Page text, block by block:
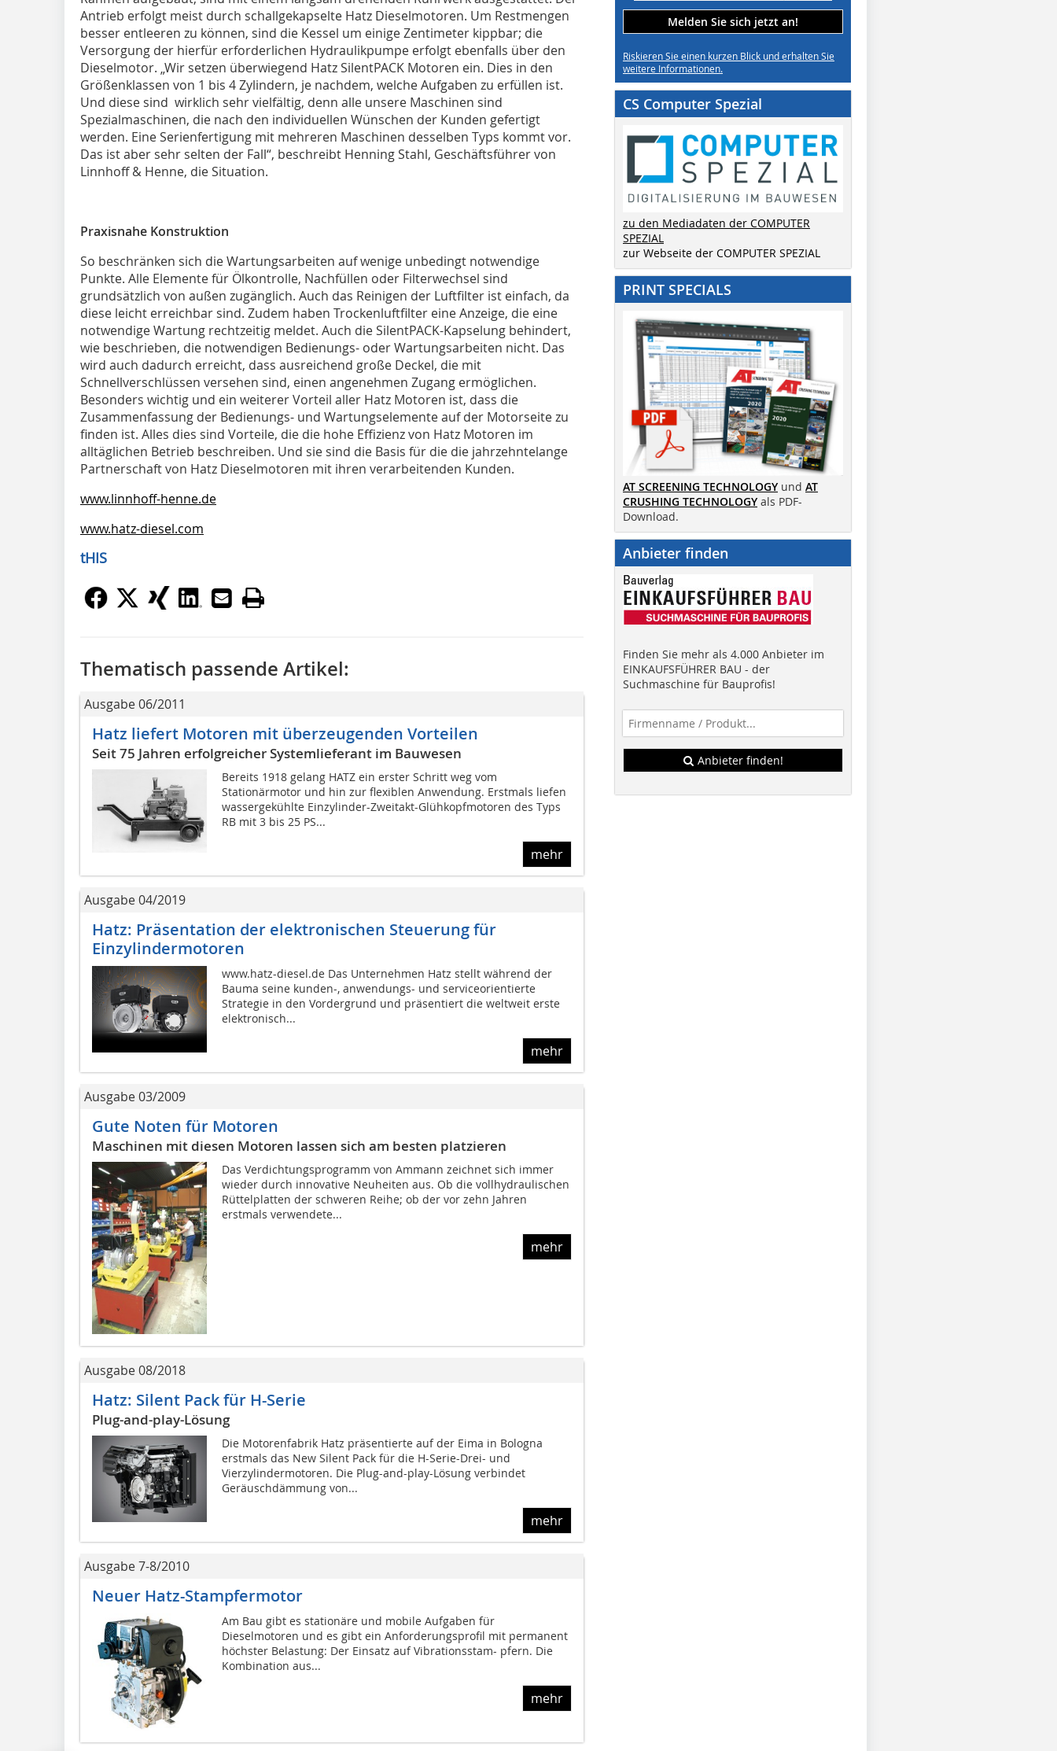
Antrieb erfolgt meist durch schallgekapselte Hatz Dieselmotoren. Um Restmengen
besser entleeren zu können, sind die Kessel um einige Zentimeter kippbar; die
Versorgung der hierfür erforderlichen Hydraulikpumpe erfolgt ebenfalls über den
Dieselmotor. „Wir setzen überwiegend Hatz SilentPACK Motoren ein. Dies in den
Größenklassen von 1 bis 4 Zylindern, je nachdem, welche Aufgaben zu erfüllen ist.
Und diese sind wirklich sehr vielfältig, denn alle unsere Maschinen sind
Spezialmaschinen, die nach den individuellen Wünschen der Kunden gefertigt
werden. Eine Serienfertigung mit mehreren Maschinen desselben Typs kommt vor.
Das ist aber sehr selten der Fall“, beschreibt Henning Stahl, Geschäftsführer von
Linnhoff & Henne, die Situation.
Praxisnahe Konstruktion
So beschränken sich die Wartungsarbeiten auf wenige unbedingt notwendige
Punkte. Alle Elemente für Ölkontrolle, Nachfüllen oder Filterwechsel sind
grundsätzlich von außen zugänglich. Auch das Reinigen der Luftfilter ist einfach, da
diese leicht erreichbar sind. Zudem haben Trockenluftfilter eine Anzeige, die eine
notwendige Wartung rechtzeitig meldet. Auch die SilentPACK-Kapselung behindert,
wie beschrieben, die notwendigen Bedienungs- oder Wartungsarbeiten nicht. Das
wird auch dadurch erreicht, dass ausreichend große Deckel, die mit
Schnellverschlüssen versehen sind, einen angenehmen Zugang ermöglichen.
Besonders wichtig und ein weiterer Vorteil aller Hatz Motoren ist, dass die
Zusammenfassung der Bedienungs- und Wartungselemente auf der Motorseite zu
finden ist. Alles dies sind Vorteile, die die hohe Effizienz von Hatz Motoren im
alltäglichen Betrieb beschreiben. Und sie sind die Basis für die die jahrzehntelange
Partnerschaft von Hatz Dieselmotoren mit ihren verarbeitenden Kunden.
www.linnhoff-henne.de
www.hatz-diesel.com
tHIS
Thematisch passende Artikel:
Ausgabe 06/2011
Hatz liefert Motoren mit überzeugenden Vorteilen
Seit 75 Jahren erfolgreicher Systemlieferant im Bauwesen
Bereits 1918 gelang HATZ ein erster Schritt weg vom
Stationärmotor und hin zur flexiblen Anwendung. Erstmals liefen
wassergekühlte Einzylinder-Zweitakt-Glühkopfmotoren des Typs
RB mit 3 bis 25 PS...
mehr
Ausgabe 04/2019
Hatz: Präsentation der elektronischen Steuerung für
Einzylindermotoren
www.hatz-diesel.de Das Unternehmen Hatz stellt während der
Bauma seine kunden-, anwendungs- und serviceorientierte
Strategie in den Vordergrund und präsentiert die weltweit erste
elektronisch...
mehr
Ausgabe 03/2009
Gute Noten für Motoren
Maschinen mit diesen Motoren lassen sich am besten platzieren
Das Verdichtungsprogramm von Ammann zeichnet sich immer
wieder durch innovative Neuheiten aus. Ob die vollhydraulischen
Rüttelplatten der schweren Reihe; ob der vor zehn Jahren
erstmals verwendete...
mehr
Ausgabe 08/2018
Hatz: Silent Pack für H-Serie
Plug-and-play-Lösung
Die Motorenfabrik Hatz präsentierte auf der Eima in Bologna
erstmals das New Silent Pack für die H-Serie-Drei- und
Vierzylindermotoren. Die Plug-and-play-Lösung verbindet
Geräuschdämmung von...
mehr
Ausgabe 7-8/2010
Neuer Hatz-Stampfermotor
Am Bau gibt es stationäre und mobile Aufgaben für
Dieselmotoren und es gibt ein Anforderungsprofil mit permanent
höchster Belastung: Der Einsatz auf Vibrationsstam- pfern. Die
Kombination aus...
mehr
Melden Sie sich jetzt an!
Riskieren Sie einen kurzen Blick und erhalten Sie
weitere Informationen.
CS Computer Spezial
zu den Mediadaten der COMPUTER
SPEZIAL
zur Webseite der COMPUTER SPEZIAL
PRINT SPECIALS
AT SCREENING TECHNOLOGY und AT
CRUSHING TECHNOLOGY als PDF-
Download.
Anbieter finden
Finden Sie mehr als 4.000 Anbieter im
EINKAUFSFÜHRER BAU - der
Suchmaschine für Bauprofis!
Anbieter finden!